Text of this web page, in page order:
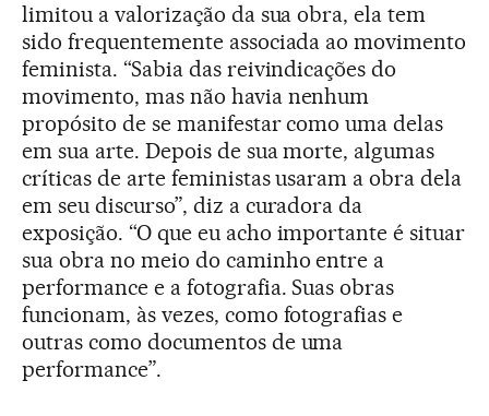
limitou a valorização da sua obra, ela tem
sido frequentemente associada ao movimento
feminista. “Sabia das reivindicações do
movimento, mas não havia nenhum
propósito de se manifestar como uma delas
em sua arte. Depois de sua morte, algumas
críticas de arte feministas usaram a obra dela
em seu discurso”, diz a curadora da
exposição. “O que eu acho importante é situar
sua obra no meio do caminho entre a
performance e a fotografia. Suas obras
funcionam, às vezes, como fotografias e
outras como documentos de uma
performance”.